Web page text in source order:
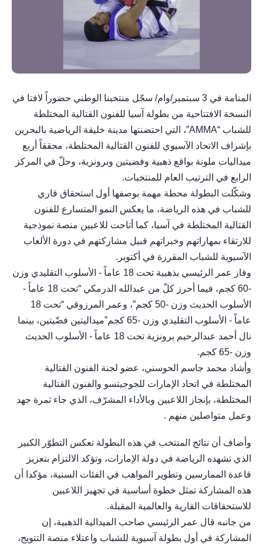
المنامة في 3 سبتمبر/وام/ سجّل منتخبنا الوطني حضوراً لافتا في
النسخة الافتتاحية من بطولة آسيا للفنون القتالية المختلطة
للشباب “AMMA”، التي احتضنتها مدينة خليفة الرياضية بالبحرين
بإشراف الاتحاد الآسيوي للفنون القتالية المختلطة، محققاً أربع
ميداليات ملونة بواقع ذهبية وفضيتين وبرونزية، وحلّ في المركز
الرابع في الترتيب العام للمنتخبات.
وشكّلت البطولة محطة مهمة بوصفها أول استحقاق قاري
للشباب في هذه الرياضة، ما يعكس النمو المتسارع للفنون
القتالية المختلطة في آسيا، كما أتاحت للاعبين منصة نموذجية
للارتقاء بمهاراتهم وخبراتهم قبيل مشاركتهم في دورة الألعاب
الآسيوية للشباب المقررة في أكتوبر.
وفاز عمر الرئيسي بذهبية تحت 18 عاماً - الأسلوب التقليدي وزن
-60 كجم، فيما أحرز كلّ من عبدالله الدرمكي “تحت 18 عاماً -
الأسلوب الحديث وزن -50 كجم”، وعمر المرزوقي “تحت 18
عاماً - الأسلوب التقليدي وزن -65 كجم”ميداليتين فضّيتين، بينما
نال أحمد عبدالرحيم برونزية تحت 18 عاماً - الأسلوب الحديث
وزن -65 كجم.
وأشاد محمد جاسم الحوسني، عضو لجنة الفنون القتالية
المختلطة في اتحاد الإمارات للجوجيتسو والفنون القتالية
المختلطة، بإنجاز اللاعبين وبالأداء المشرّف، الذي جاء ثمرة جهد
وعمل متواصلين منهم .
وأضاف أن نتائج المنتخب في هذه البطولة تعكس التطوّر الكبير
الذي تشهده الرياضة في دولة الإمارات، وتؤكد الالتزام بتعزيز
قاعدة الممارسين وتطوير المواهب في الفئات السنية، مؤكدا أن
هذه المشاركة تمثل خطوة أساسية في تجهيز اللاعبين
للاستحقاقات القارية والعالمية المقبلة.
من جانبه قال عمر الرئيسي صاحب الميدالية الذهبية، إن
المشاركة في أول بطولة آسيوية للشباب واعتلاء منصة التتويج،